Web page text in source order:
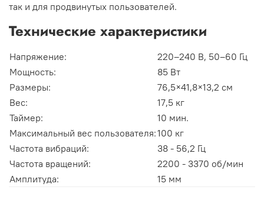
так и для продвинутых пользователей.
Технические характеристики
Напряжение:
220–240 В, 50–60 Гц
Мощность:
85 Вт
Размеры:
76,5×41,8×13,2 см
Вес:
17,5 кг
Таймер:
10 мин.
Максимальный вес пользователя:100 кг
Частота вибраций:
38 - 56,2 Гц
Частота вращений:
2200 - 3370 об/мин
Амплитуда:
15 мм